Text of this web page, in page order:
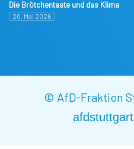
Die Brötchentaste und das Klima
20. Mai 2026
© AfD-Fraktion